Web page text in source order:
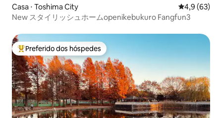
Casa ⋅ Toshima City 4,9 de uma
4,9 (63)
New スタイリッシュホームopenikebukuro Fangfun3
Entre os melhores preferidos dos hóspedes
Preferido dos hóspedes